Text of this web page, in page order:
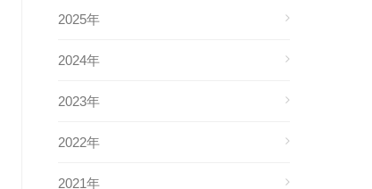
2025年
2024年
2023年
2022年
2021年